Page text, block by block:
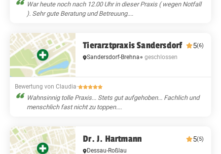
War heute noch nach 12.00 Uhr in dieser Praxis ( wegen Notfall
). Sehr gute Beratung und Betreuung....
Tierarztpraxis Sandersdorf 5(6)
Sandersdorf-Brehna● geschlossen
Bewertung von Claudia·
Wahnsinnig tolle Praxis... Stets gut aufgehoben... Fachlich und
menschlich fast nicht zu toppen....
Dr. J. Hartmann 5(5)
Dessau-Roßlau